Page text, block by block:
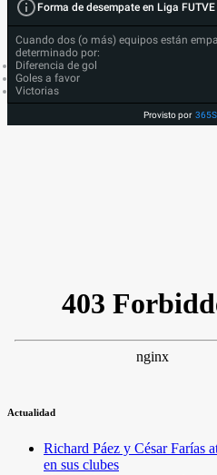
Forma de desempate en Liga
Cuando dos (o más) equipos están
determinado por:
Diferencia de gol
Goles a favor
Victorias
Provisto por
Actualidad
Richard Páez y César Farías
en sus clubes